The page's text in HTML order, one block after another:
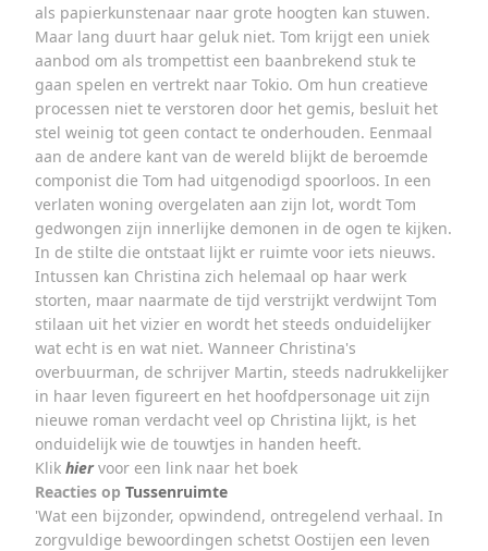
als papierkunstenaar naar grote hoogten kan stuwen.
Maar lang duurt haar geluk niet. Tom krijgt een uniek
aanbod om als trompettist een baanbrekend stuk te
gaan spelen en vertrekt naar Tokio. Om hun creatieve
processen niet te verstoren door het gemis, besluit het
stel weinig tot geen contact te onderhouden. Eenmaal
aan de andere kant van de wereld blijkt de beroemde
componist die Tom had uitgenodigd spoorloos. In een
verlaten woning overgelaten aan zijn lot, wordt Tom
gedwongen zijn innerlijke demonen in de ogen te kijken.
In de stilte die ontstaat lijkt er ruimte voor iets nieuws.
Intussen kan Christina zich helemaal op haar werk
storten, maar naarmate de tijd verstrijkt verdwijnt Tom
stilaan uit het vizier en wordt het steeds onduidelijker
wat echt is en wat niet. Wanneer Christina's
overbuurman, de schrijver Martin, steeds nadrukkelijker
in haar leven figureert en het hoofdpersonage uit zijn
nieuwe roman verdacht veel op Christina lijkt, is het
onduidelijk wie de touwtjes in handen heeft.
Klik hiervoor een link naar het boek
Reacties op Tussenruimte
'Wat een bijzonder, opwindend, ontregelend verhaal. In
zorgvuldige bewoordingen schetst Oostijen een leven